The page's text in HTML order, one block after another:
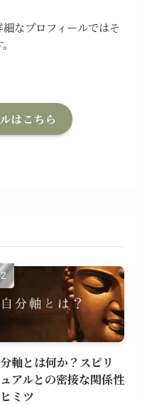
なプロフィールではそ
はこちら
軸とは何か？スピリ
アルとの密接な関係性
ミツ